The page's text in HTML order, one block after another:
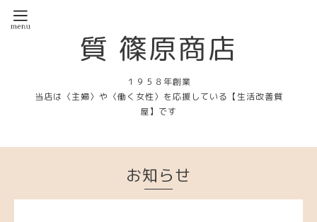
質 篠原商店
１９５８年創業
当店は〈主婦〉や〈働く女性〉を応援している【生活改善質
屋】です
お知らせ